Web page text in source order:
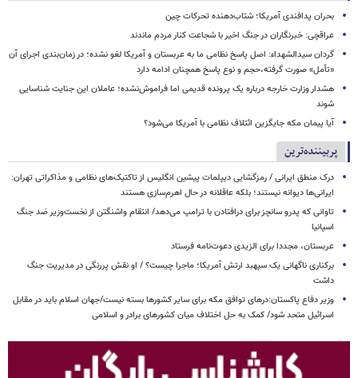
بحران پدافندی آمریکا؛ شتاب‌دهنده تحرکات چین
عراقچی: خبرنگاران در جنگ اخیر با شجاعت کنار مردم ماندند
گردان سیدالشهداء: اصل پاسخ نظامی ما به عربستان و آمریکا لغو نشده؛ در زمان‌بندی اجرای آن
«تأمل» صورت گرفته،حجم و نوع پاسخ همچنان ادامه دارد
هشدار وزارت خارجه درباره یک پرونده قدیمی اما فراموش‌نشده؛ عاملان این جنایت شناسایی
شوند
آیا پیمان مکه جایگزین ائتلاف نظامی با آمریکا می‌شود؟
پربیننده‌ترین
درک منطق ایرانی / رمزگشایی دیپلمات پیشین انگلیس از تاکتیک‌های نظامی و مذاکراتی تهران:
ایرانی‌ها دیوانه نیستند؛ بلکه عاقلانه در حال اهرم‌سازی هستند
تاوانی که پدرو سانچز برای درافتادن با ترامپ می‌دهد/ انتقام واشنگتن از نخست‌وزیر ضد جنگ
اسپانیا
عربستان، مجددا برای الزیدی دعوت‌نامه فرستاد
برکناری ناگهانی یک سپهبد ارتش آمریکا؛ ماجرا چیست؟ / او نقش پررنگی در مدیریت جنگ
داشت
وزیر دفاع پاکستان:درهای توافق مکه برای سایر کشورها بسته نیست/جهان اسلام باید در مقابل
اسرائیل متحد شود/ کمک به حل اختلاف میان کشورهای برادر و اسلامی